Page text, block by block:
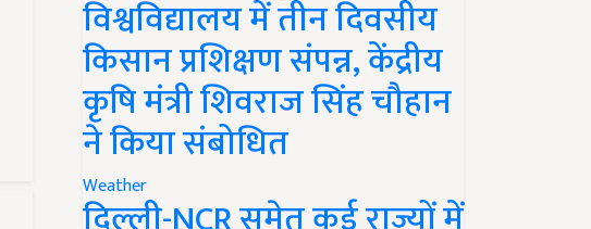
विश्वविद्यालय में तीन दिवसीय
किसान प्रशिक्षण संपन्न, केंद्रीय
कृषि मंत्री शिवराज सिंह चौहान
ने किया संबोधित
Weather